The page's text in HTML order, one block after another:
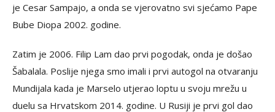
je Cesar Sampajo, a onda se vjerovatno svi sjećamo Pape
Bube Diopa 2002. godine.
Zatim je 2006. Filip Lam dao prvi pogodak, onda je došao
Šabalala. Poslije njega smo imali i prvi autogol na otvaranju
Mundijala kada je Marselo utjerao loptu u svoju mrežu u
duelu sa Hrvatskom 2014. godine. U Rusiji je prvi gol dao